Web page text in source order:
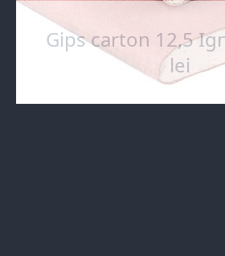
Gips carton 12,5
lei